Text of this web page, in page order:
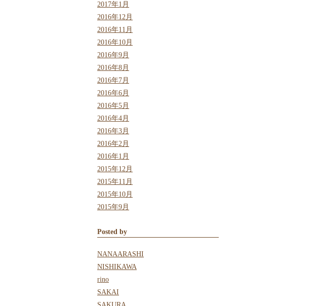
2017年1月
2016年12月
2016年11月
2016年10月
2016年9月
2016年8月
2016年7月
2016年6月
2016年5月
2016年4月
2016年3月
2016年2月
2016年1月
2015年12月
2015年11月
2015年10月
2015年9月
Posted by
NANAARASHI
NISHIKAWA
rino
SAKAI